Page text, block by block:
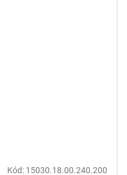
Kód: 15030.18.00.240.200